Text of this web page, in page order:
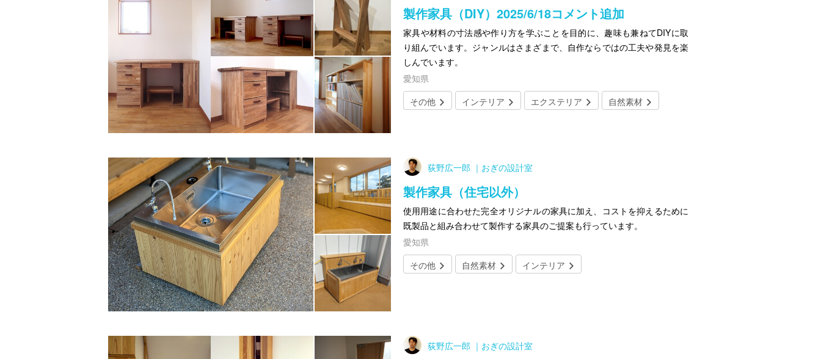
製作家具（DIY）2025/6/18コメント追加
家具や材料の寸法感や作り方を学ぶことを目的に、趣味も兼ねてDIYに取
り組んでいます。ジャンルはさまざまで、自作ならではの工夫や発見を楽
しんでいます。
愛知県
その他
インテリア エクステリア 自然素材
荻野広一郎 ｜おぎの設計室
製作家具（住宅以外）
使用用途に合わせた完全オリジナルの家具に加え、コストを抑えるために
既製品と組み合わせて製作する家具のご提案も行っています。
愛知県
その他
自然素材 インテリア
荻野広一郎 ｜おぎの設計室